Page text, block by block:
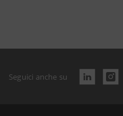
Seguici anche su